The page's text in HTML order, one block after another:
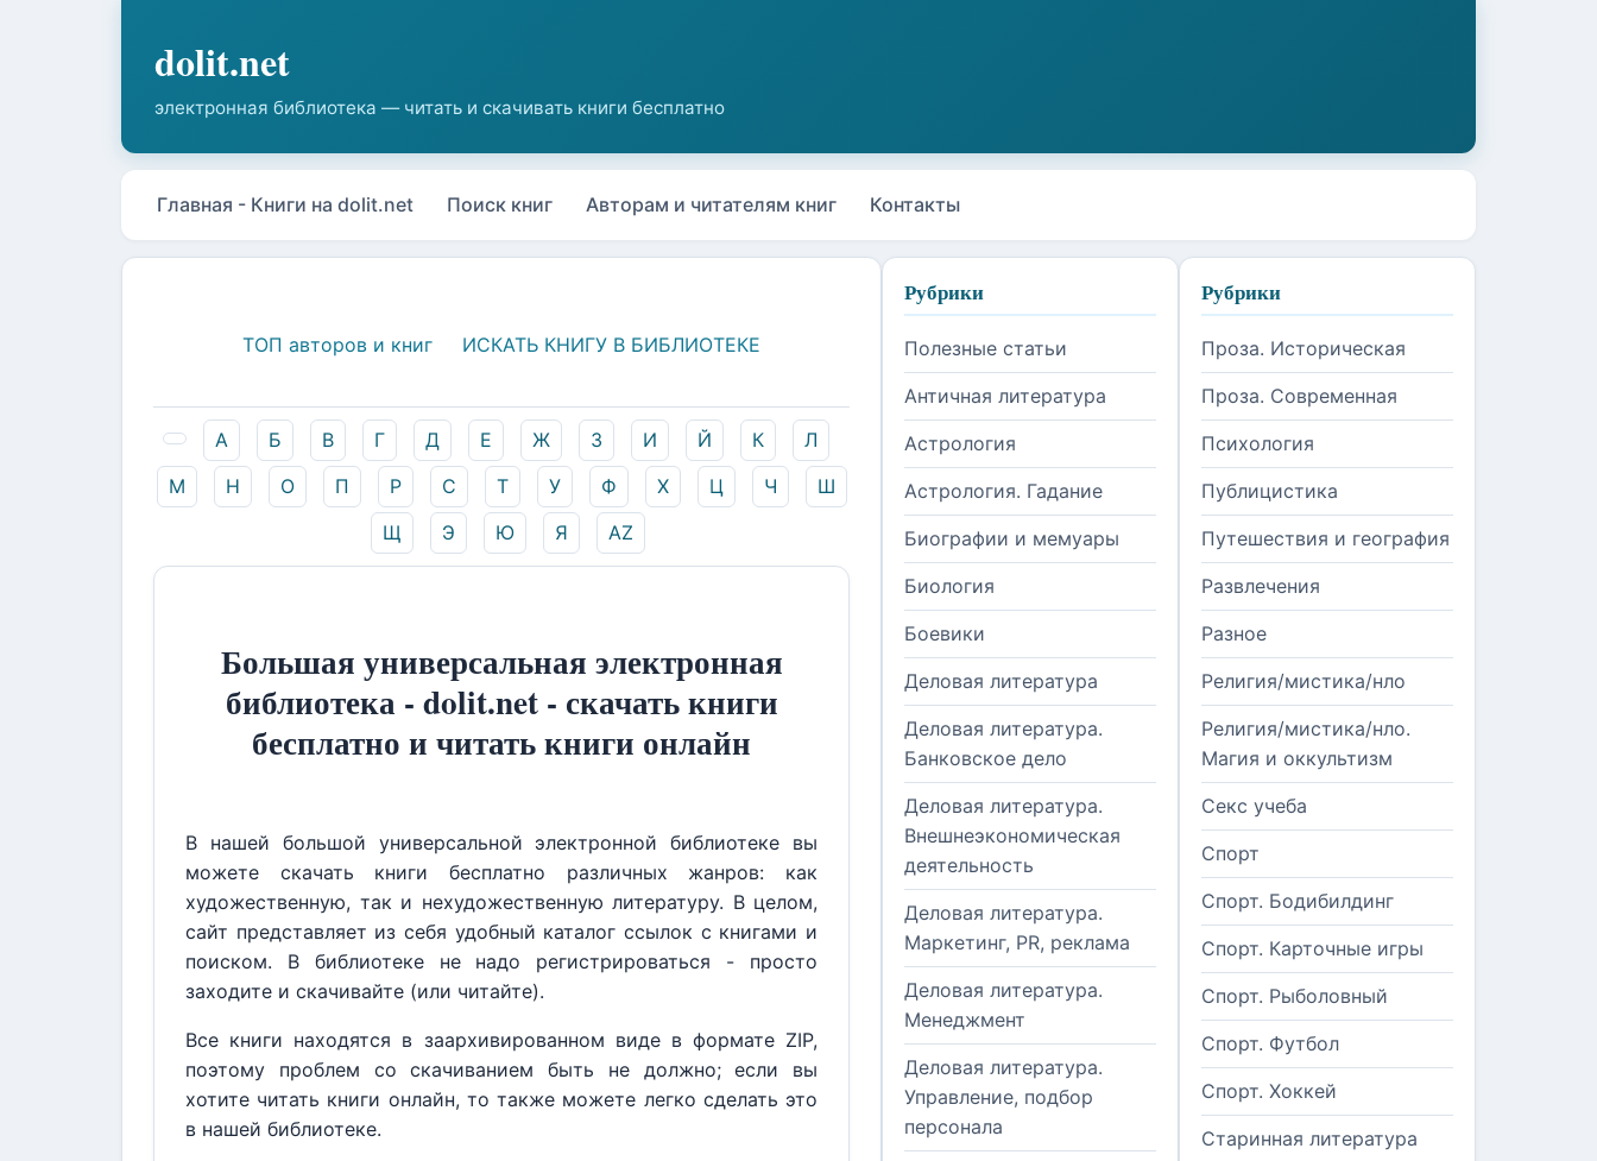
Главная - Книги на dolit.net Поиск книг Авторам и читателям книг Контакты
ТОП авторов и книг ИСКАТЬ КНИГУ В БИБЛИОТЕКЕ
А Б В Г Д Е Ж З И Й К
Л
М
Н О П Р С Т У Ф Х Ц Ч
Ш
Щ
Э Ю Я AZ
Большая универсальная электронная
библиотека - dolit.net - скачать книги
бесплатно и читать книги онлайн
В нашей большой универсальной электронной библиотеке вы
можете скачать книги бесплатно различных жанров: как
художественную, так и нехудожественную литературу. В целом,
сайт представляет из себя удобный каталог ссылок с книгами и
поиском. В библиотеке не надо регистрироваться - просто
заходите и скачивайте (или читайте).
Все книги находятся в заархивированном виде в формате ZIP,
поэтому проблем со скачиванием быть не должно; если вы
хотите читать книги онлайн, то также можете легко сделать это
в нашей библиотеке.
Рубрики
Полезные статьи
Античная литература
Астрология
Астрология. Гадание
Биографии и мемуары
Биология
Боевики
Деловая литература
Деловая литература.
Банковское дело
Деловая литература.
Внешнеэкономическая
деятельность
Деловая литература.
Маркетинг, PR, реклама
Деловая литература.
Менеджмент
Деловая литература.
Управление, подбор
персонала
Рубрики
Проза. Историческая
Проза. Современная
Психология
Публицистика
Путешествия и география
Развлечения
Разное
Религия/мистика/нло
Религия/мистика/нло.
Магия и оккультизм
Секс учеба
Спорт
Спорт. Бодибилдинг
Спорт. Карточные игры
Спорт. Рыболовный
Спорт. Футбол
Спорт. Хоккей
Старинная литература